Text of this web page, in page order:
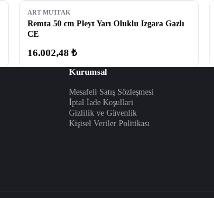
ART MUTFAK
Remta 50 cm Pleyt Yarı Oluklu Izgara Gazlı
CE
16.002,48 ₺
Kurumsal
Mesafeli Satış Sözleşmesi
İptal İade Koşullari
Gizlilik ve Güvenlik
Kişisel Veriler Politikası